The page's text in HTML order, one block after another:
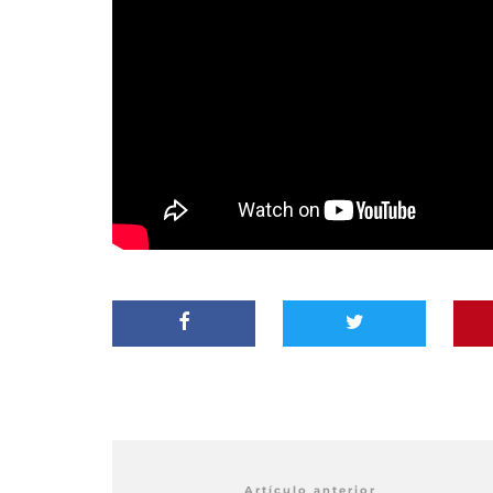
Artículo anterior